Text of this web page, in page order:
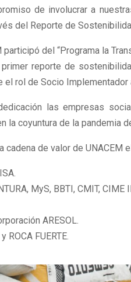
de involucrar a
del Reporte de
del “Programa la
reporte de
rol de Socio
las empresas
la coyuntura de la pandemia
cadena de valor de UNACEM
MyS, BBTI, CMIT, CIME
ARESOL.
ROCA FUERTE.